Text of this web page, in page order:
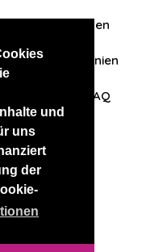
und
uns
der
Erfahrungen
FAQ